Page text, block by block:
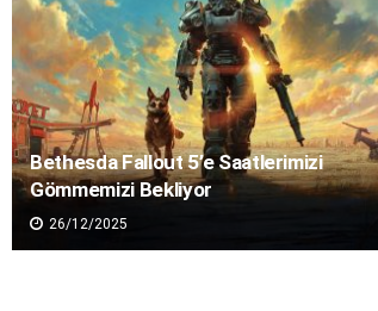
Bethesda Fallout 5’e Saatlerimizi
Gömmemizi Bekliyor
26/12/2025